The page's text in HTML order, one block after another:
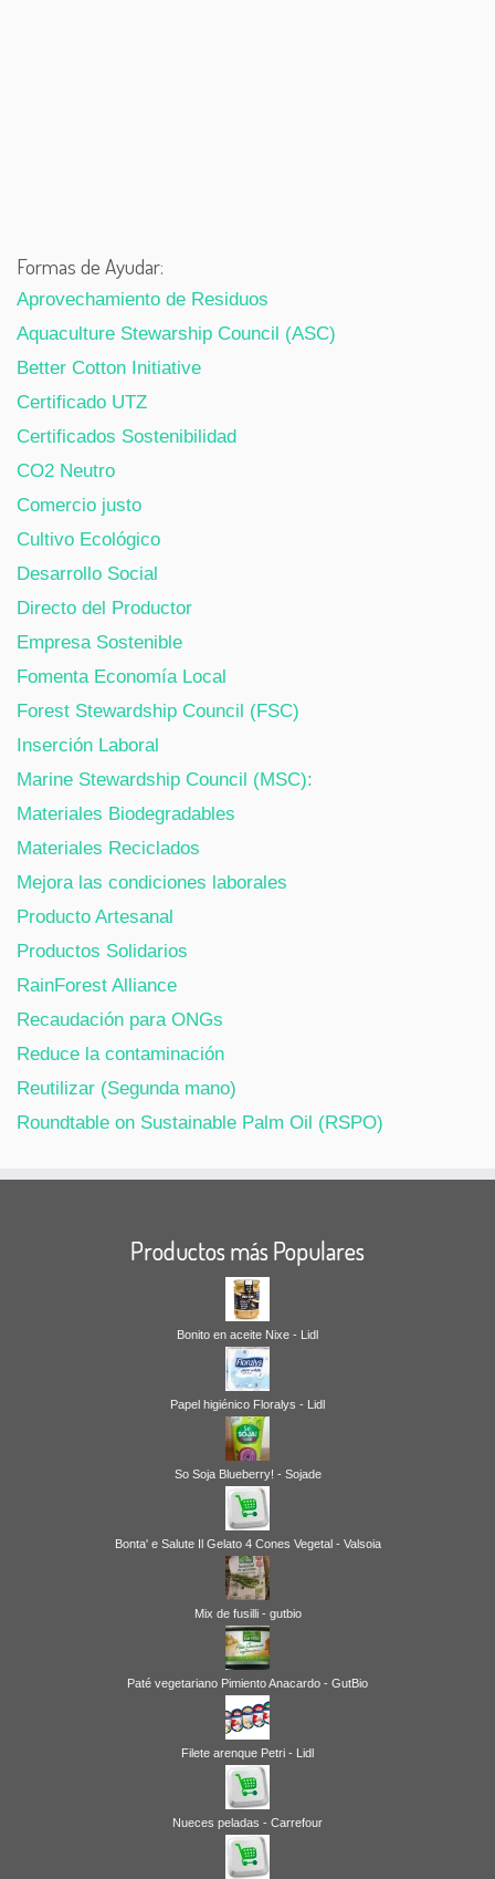
Formas de Ayudar:
Aprovechamiento de Residuos
Aquaculture Stewarship Council (ASC)
Better Cotton Initiative
Certificado UTZ
Certificados Sostenibilidad
CO2 Neutro
Comercio justo
Cultivo Ecológico
Desarrollo Social
Directo del Productor
Empresa Sostenible
Fomenta Economía Local
Forest Stewardship Council (FSC)
Inserción Laboral
Marine Stewardship Council (MSC):
Materiales Biodegradables
Materiales Reciclados
Mejora las condiciones laborales
Producto Artesanal
Productos Solidarios
RainForest Alliance
Recaudación para ONGs
Reduce la contaminación
Reutilizar (Segunda mano)
Roundtable on Sustainable Palm Oil (RSPO)
Productos más Populares
Bonito en aceite Nixe - Lidl
Papel higiénico Floralys - Lidl
So Soja Blueberry! - Sojade
Bonta' e Salute Il Gelato 4 Cones Vegetal - Valsoia
Mix de fusilli - gutbio
Paté vegetariano Pimiento Anacardo - GutBio
Filete arenque Petri - Lidl
Nueces peladas - Carrefour